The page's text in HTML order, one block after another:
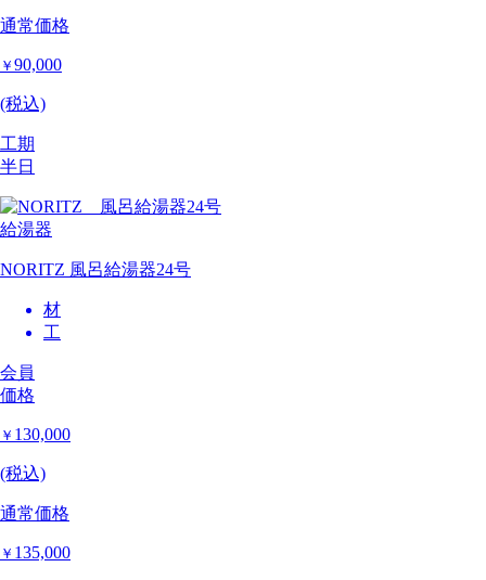
通常価格
￥ 90,000
(税込)
工期
半日
給湯器
NORITZ 風呂給湯器24号
材
工
会員
価格
￥ 130,000
(税込)
通常価格
￥ 135,000